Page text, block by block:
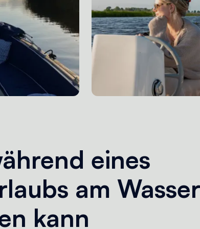
eines
am Wasser
kann